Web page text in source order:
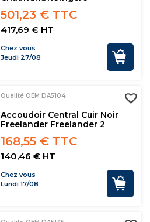
501,23 € TTC
417,69 € HT
Chez vous
Jeudi 27/08
Qualité OEM DA5104
Accoudoir Central Cuir Noir
Freelander Freelander 2
168,55 € TTC
140,46 € HT
Chez vous
Lundi 17/08